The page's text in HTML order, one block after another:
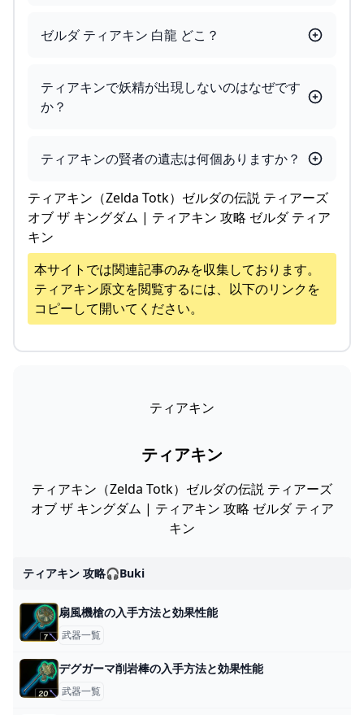
ゼルダ ティアキン 白龍 どこ？
ティアキンで妖精が出現しないのはなぜです
か？
ティアキンの賢者の遺志は何個ありますか？
ティアキン（Zelda Totk）ゼルダの伝説 ティアーズ
オブ ザ キングダム | ティアキン 攻略 ゼルダ ティア
キン
本サイトでは関連記事のみを収集しております。
ティアキン原文を閲覧するには、以下のリンクを
コピーして開いてください。
ティアキン
ティアキン
ティアキン（Zelda Totk）ゼルダの伝説 ティアーズ
オブ ザ キングダム | ティアキン 攻略 ゼルダ ティア
キン
ティアキン 攻略🎧buki
扇風機槍の入手方法と効果性能
武器一覧
デグガーマ削岩棒の入手方法と効果性能
武器一覧